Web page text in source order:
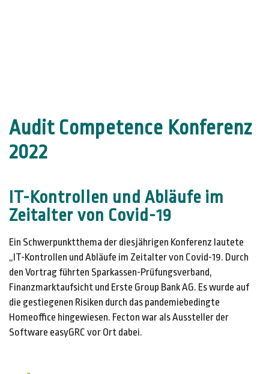
Audit Competence Konferenz
2022
IT-Kontrollen und Abläufe im
Zeitalter von Covid-19
Ein Schwerpunktthema der diesjährigen Konferenz lautete
„IT-Kontrollen und Abläufe im Zeitalter von Covid-19. Durch
den Vortrag führten Sparkassen-Prüfungsverband,
Finanzmarktaufsicht und Erste Group Bank AG. Es wurde auf
die gestiegenen Risiken durch das pandemiebedingte
Homeoffice hingewiesen. Fecton war als Aussteller der
Software easyGRC vor Ort dabei.